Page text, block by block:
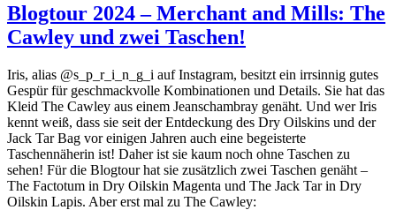
Blogtour 2024 – Merchant and Mills: The
Cawley und zwei Taschen!
Iris, alias @s_p_r_i_n_g_i auf Instagram, besitzt ein irrsinnig gutes
Gespür für geschmackvolle Kombinationen und Details. Sie hat das
Kleid The Cawley aus einem Jeanschambray genäht. Und wer Iris
kennt weiß, dass sie seit der Entdeckung des Dry Oilskins und der
Jack Tar Bag vor einigen Jahren auch eine begeisterte
Taschennäherin ist! Daher ist sie kaum noch ohne Taschen zu
sehen! Für die Blogtour hat sie zusätzlich zwei Taschen genäht –
The Factotum in Dry Oilskin Magenta und The Jack Tar in Dry
Oilskin Lapis. Aber erst mal zu The Cawley: